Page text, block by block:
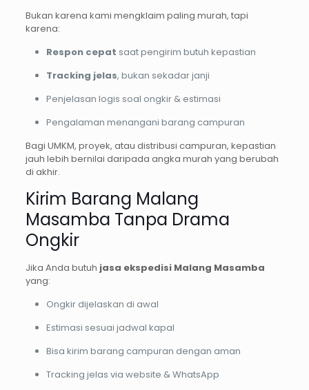
Bukan karena kami mengklaim paling murah, tapi
karena:
Respon cepat saat pengirim butuh kepastian
Tracking jelas, bukan sekadar janji
Penjelasan logis soal ongkir & estimasi
Pengalaman menangani barang campuran
Bagi UMKM, proyek, atau distribusi campuran, kepastian
jauh lebih bernilai daripada angka murah yang berubah
di akhir.
Kirim Barang Malang
Masamba Tanpa Drama
Ongkir
Jika Anda butuh jasa ekspedisi Malang Masamba
yang:
Ongkir dijelaskan di awal
Estimasi sesuai jadwal kapal
Bisa kirim barang campuran dengan aman
Tracking jelas via website & WhatsApp